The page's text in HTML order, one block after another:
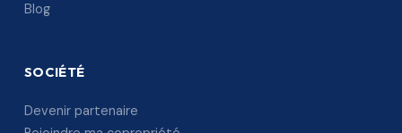
Blog
SOCIÉTÉ
Devenir partenaire